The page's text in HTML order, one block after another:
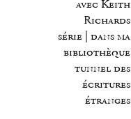
avec Keith
Richards
série | dans ma
bibliothèque
tunnel des
écritures
étranges